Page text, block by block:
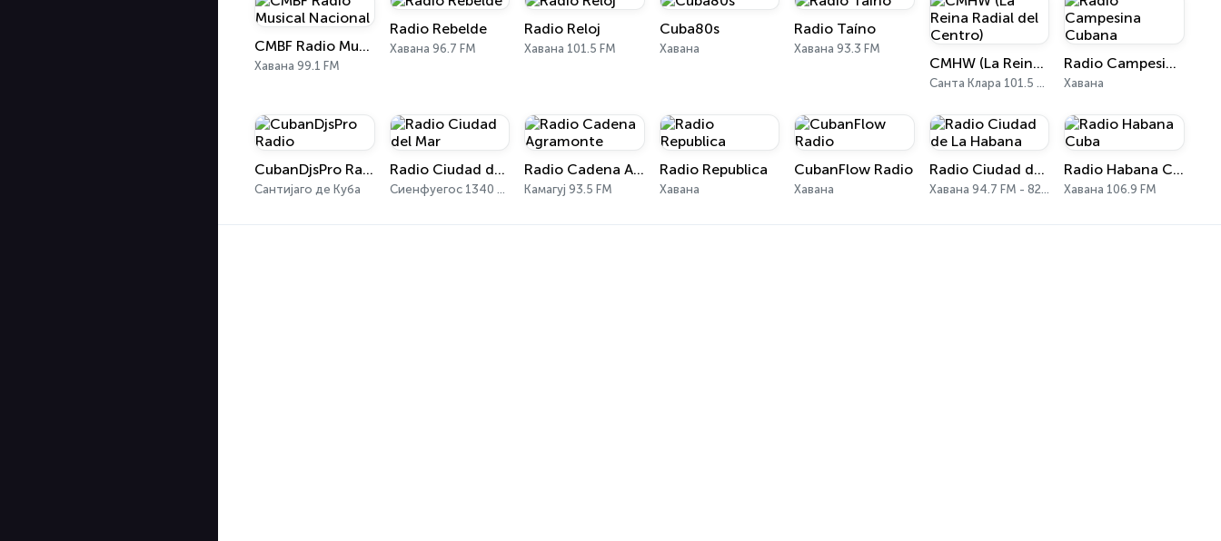
CMBF Radio Musical Nacional
Хавана 99.1 FM
Radio Rebelde
Хавана 96.7 FM
Radio Reloj
Хавана 101.5 FM
Cuba80s
Хавана
Radio Taíno
Хавана 93.3 FM
CMHW (La Reina Radial del Centro)
Санта Клара 101.5 FM, 840 AM
Radio Campesina Cubana
Хавана
CubanDjsPro Radio
Сантијаго де Куба
Radio Ciudad del Mar
Сиенфуегос 1340 AM
Radio Cadena Agramonte
Камагуј 93.5 FM
Radio Republica
Хавана
CubanFlow Radio
Хавана
Radio Ciudad de La Habana
Хавана 94.7 FM - 820 AM
Radio Habana Cuba
Хавана 106.9 FM